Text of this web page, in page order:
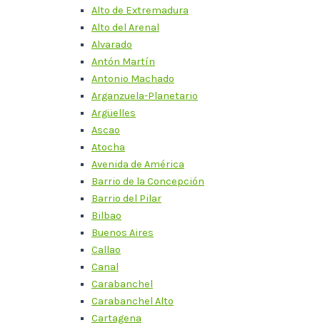
Alto de Extremadura
Alto del Arenal
Alvarado
Antón Martín
Antonio Machado
Arganzuela-Planetario
Argüelles
Ascao
Atocha
Avenida de América
Barrio de la Concepción
Barrio del Pilar
Bilbao
Buenos Aires
Callao
Canal
Carabanchel
Carabanchel Alto
Cartagena